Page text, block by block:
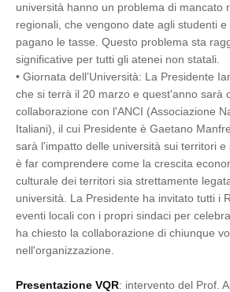
università hanno un problema di mancato
regionali, che vengono date agli studenti
pagano le tasse. Questo problema sta
significative per tutti gli atenei non statali.
• Giornata dell’Università: La Presidente
che si terrà il 20 marzo e quest'anno sarà
collaborazione con l'ANCI (Associazione
Italiani), il cui Presidente è Gaetano
sarà l'impatto delle università sui territori
è far comprendere come la crescita
culturale dei territori sia strettamente
università. La Presidente ha invitato tutti i
eventi locali con i propri sindaci per
ha chiesto la collaborazione di chiunque
nell'organizzazione.
Presentazione VQR: intervento del Prof.